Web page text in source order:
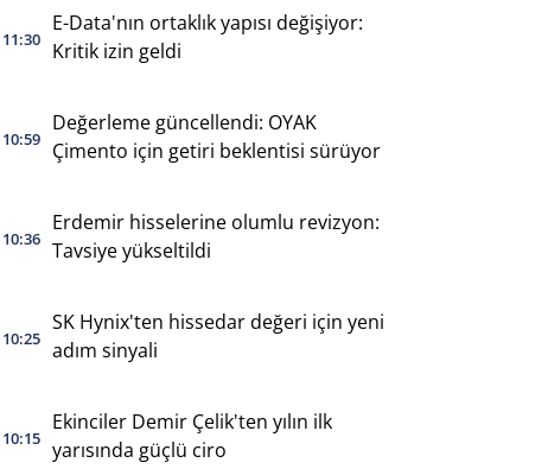
11:30
E-Data'nın ortaklık yapısı değişiyor:
Kritik izin geldi
10:59
Değerleme güncellendi: OYAK
Çimento için getiri beklentisi sürüyor
10:36
Erdemir hisselerine olumlu revizyon:
Tavsiye yükseltildi
10:25
SK Hynix'ten hissedar değeri için yeni
adım sinyali
10:15
Ekinciler Demir Çelik'ten yılın ilk
yarısında güçlü ciro